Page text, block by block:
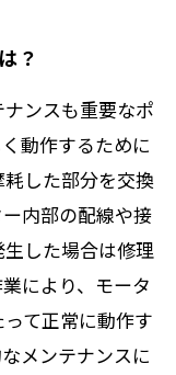
？
ンスも重要なポ
動作するために
した部分を交換
内部の配線や接
した場合は修理
により、モータ
て正常に動作す
メンテナンスに